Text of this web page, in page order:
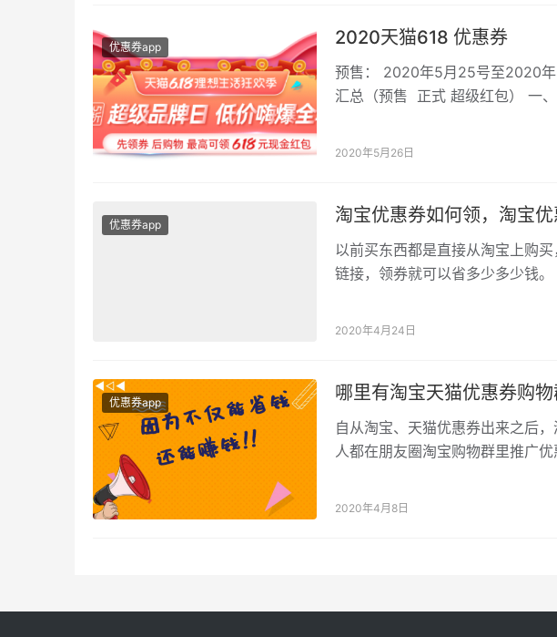
优惠券app 2020天猫618 优惠券
预售： 2020年5月25号至2020
汇总（预售 正式 超级红包） 一
2020年5月26日
优惠券app 淘宝优惠券如何领，淘宝优
以前买东西都是直接从淘宝上购
链接，领券就可以省多少多少钱
2020年4月24日
优惠券app 哪里有淘宝天猫优惠券购物
自从淘宝、天猫优惠券出来之后
人都在朋友圈淘宝购物群里推广
2020年4月8日